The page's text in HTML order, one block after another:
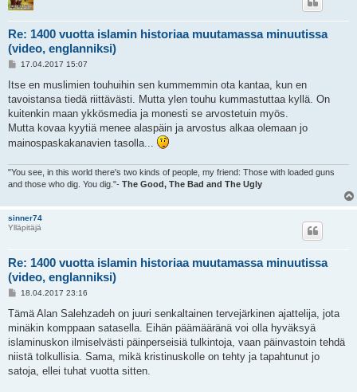
Re: 1400 vuotta islamin historiaa muutamassa minuutissa
(video, englanniksi)
V
e
t
i
17.04.2017 15:07
Itse en muslimien touhuihin sen kummemmin ota kantaa, kun en
tavoistansa tiedä riittävästi. Mutta ylen touhu kummastuttaa kyllä. On
kuitenkin maan ykkösmedia ja monesti se arvostetuin myös.
Mutta kovaa kyytiä menee alaspäin ja arvostus alkaa olemaan jo
mainospaskakanavien tasolla...
"You see, in this world there's two kinds of people, my friend: Those with loaded guns
and those who dig. You dig."- The Good, The Bad and The Ugly
sinner74
Ylläpitäjä
Re: 1400 vuotta islamin historiaa muutamassa minuutissa
(video, englanniksi)
V
e
t
i
18.04.2017 23:16
Tämä Alan Salehzadeh on juuri senkaltainen tervejärkinen ajattelija, jota
minäkin komppaan satasella. Eihän päämääränä voi olla hyväksyä
islaminuskon ilmiselvästi päinperseisiä tulkintoja, vaan päinvastoin tehdä
niistä tolkullisia. Sama, mikä kristinuskolle on tehty ja tapahtunut jo
satoja, ellei tuhat vuotta sitten.